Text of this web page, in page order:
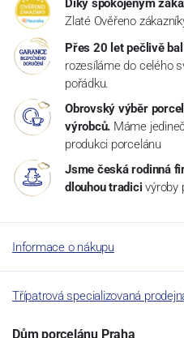
Díky spokojeným
Zlaté Ověřeno
Přes 20 let pečlivě
rozesíláme do celého
pořádku.
Obrovský výběr
výrobců. Máme
produkci porcelánu
Jsme česká rodinná
dlouhou tradici výroby
Informace o nákupu
Třípatrová specializovaná
Dům porcelánu Praha